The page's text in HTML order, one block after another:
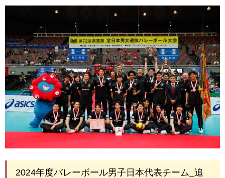
2024年度バレーボール男子日本代表チーム_追